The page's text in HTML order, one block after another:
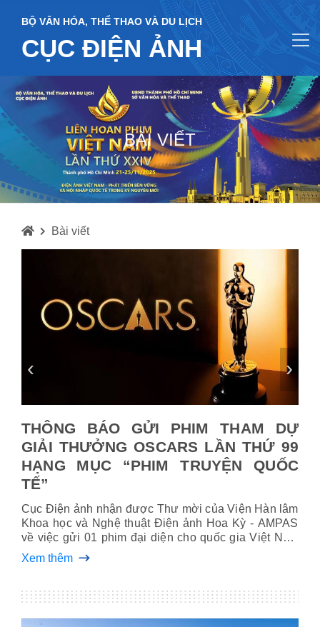
BỘ VĂN HÓA, THỂ THAO VÀ DU LỊCH
CỤC ĐIỆN ẢNH
BÀI VIẾT
Bài viết
THÔNG BÁO GỬI PHIM THAM DỰ
GIẢI THƯỞNG OSCARS LẦN THỨ 99
HẠNG MỤC “PHIM TRUYỆN QUỐC
TẾ”
Cục Điện ảnh nhận đ­ược Thư mời của Viện Hàn lâm
Khoa học và Nghệ thuật Điện ảnh Hoa Kỳ - AMPAS
về việc gửi 01 phim đại diện cho quốc gia Việt Nam
tham dự Vòng sơ tuyển Giải thưởng OSCARS cho
hạng mục “Phim truyện quốc tế” lần thứ 99 diễn ra
Xem thêm
‹ ›